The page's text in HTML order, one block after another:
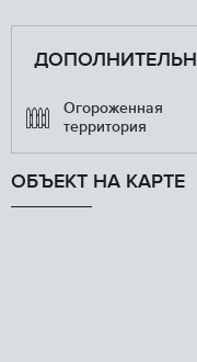
Огороженная
территория
ОБЪЕКТ НА КАРТЕ